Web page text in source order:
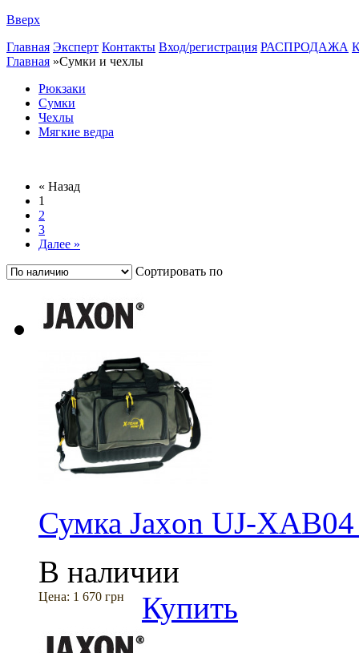
Вверх
Главная Эксперт Контакты Вход/регистрация РАСПРОДАЖА
Главная »Сумки и чехлы
Рюкзаки
Сумки
Чехлы
Мягкие ведра
« Назад
1
2
3
Далее »
Сортировать по
Сумка Jaxon UJ-
В наличии
Цена: 1 670 грн Купить